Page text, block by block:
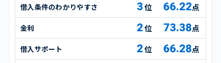
借入条件のわかりやすさ 3 66.22点
金利 2 73.38点
借入サポート 2 66.28点